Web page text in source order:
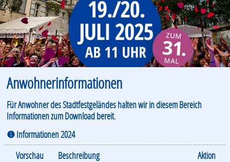
Anwohnerinformationen
Für Anwohner des Stadtfestgeländes halten wir in diesem Bereich
Informationen zum Download bereit.
❶ Informationen 2024
Vorschau
Beschreibung
Aktion